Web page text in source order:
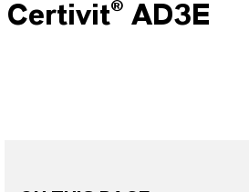
Certivit® AD3E